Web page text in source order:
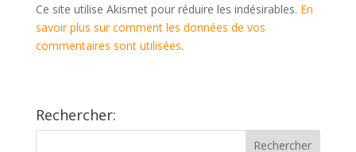
Ce site utilise Akismet pour réduire les indésirables. En
savoir plus sur comment les données de vos
commentaires sont utilisées.
Rechercher: